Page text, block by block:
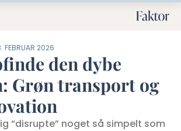
FEBRUAR 2026
den dybe
Grøn transport og
“disrupte” noget så simpelt som